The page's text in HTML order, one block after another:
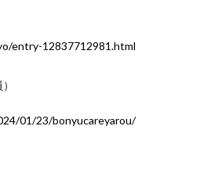
entry-12837712981.html
01/23/bonyucareyarou/